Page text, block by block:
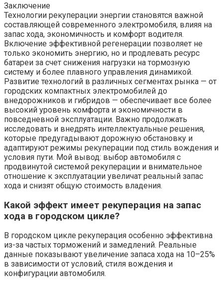
Заключение
Технологии рекуперации энергии становятся важной
составляющей современного электромобиля, влияя на
запас хода, экономичность и комфорт водителя.
Включение эффективной регенерации позволяет не
только экономить энергию, но и продлевать ресурс
батареи за счет снижения нагрузки на тормозную
систему и более плавного управления динамикой.
Развитие технологий в различных сегментах рынка — от
городских компактных электромобилей до
внедорожников и гибридов — обеспечивает все более
высокий уровень комфорта и экономичности в
повседневной эксплуатации. Важно продолжать
исследовать и внедрять интеллектуальные решения,
которые предугадывают дорожную обстановку и
адаптируют режимы рекуперации под стиль вождения и
условия пути. Мой вывод: выбор автомобиля с
продвинутой системой рекуперации и внимательное
отношение к эксплуатации увеличат реальный запас
хода и снизят общую стоимость владения.
Какой эффект имеет рекуперация на запас
хода в городском цикле?
В городском цикле рекуперация особенно эффективна
из-за частых торможений и замедлений. Реальные
данные показывают увеличение запаса хода на 10–25%
в зависимости от условий, стиля вождения и
конфигурации автомобиля.